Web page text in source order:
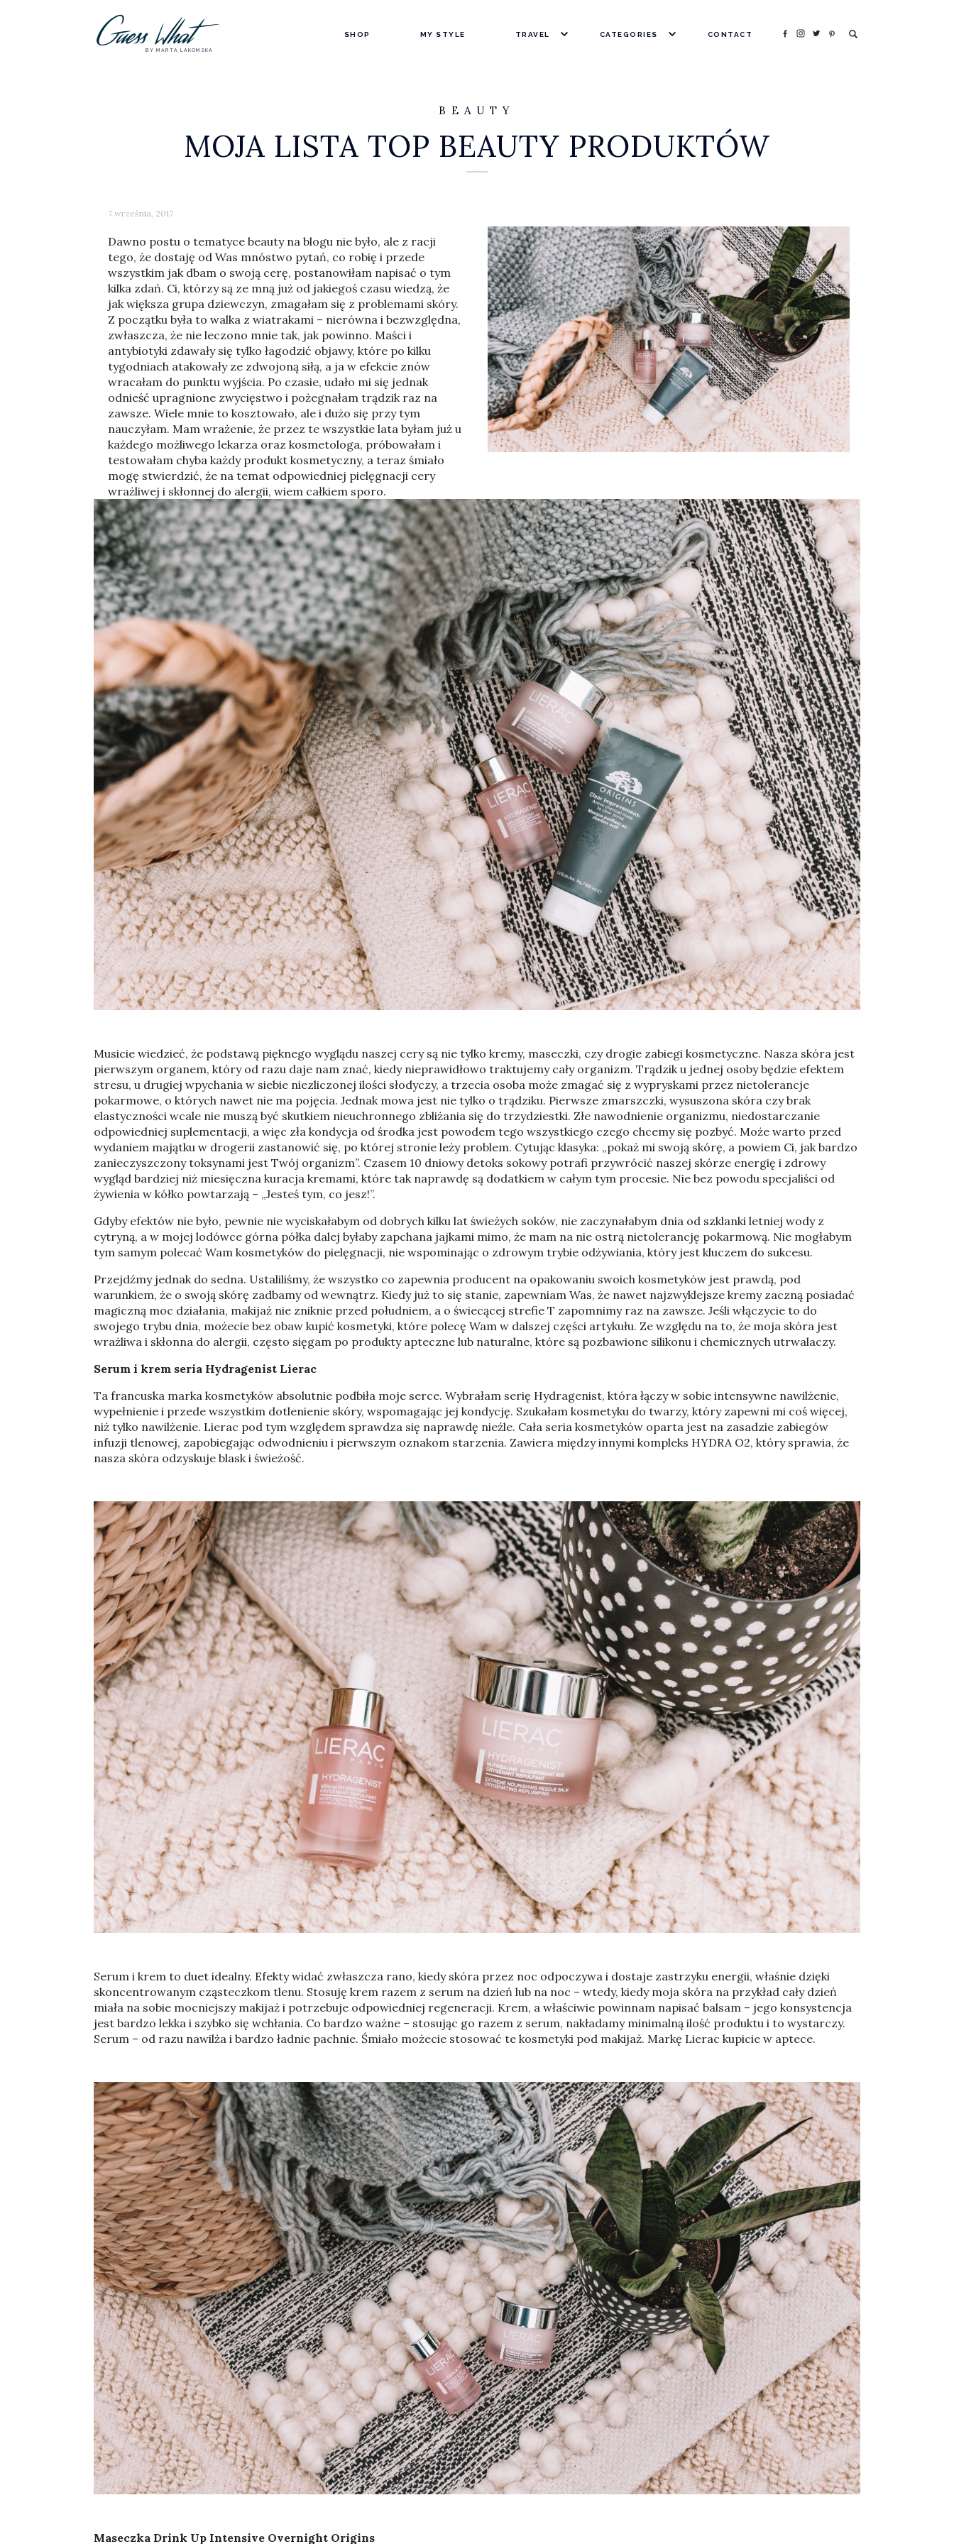
BY MARTA LAKOMSKA
SHOP MY STYLE TRAVEL
PORTUGAL
COPENHAGEN
CEPHALONIA
ITALY
MILAN
ROME
BARI
SPAIN
FUERTEVENTURA
MALLORCA
THAILAND
BANGKOK
USA
CATEGORIES
LIFESTYLE
CONTACT
BEAUTY
MOJA LISTA TOP BEAUTY PRODUKTÓW
7 września, 2017
Dawno postu o tematyce beauty na blogu nie było, ale z racji
tego, że dostaję od Was mnóstwo pytań, co robię i przede
wszystkim jak dbam o swoją cerę, postanowiłam napisać o tym
kilka zdań. Ci, którzy są ze mną już od jakiegoś czasu wiedzą, że
jak większa grupa dziewczyn, zmagałam się z problemami skóry.
Z początku była to walka z wiatrakami – nierówna i bezwzględna,
zwłaszcza, że nie leczono mnie tak, jak powinno. Maści i
antybiotyki zdawały się tylko łagodzić objawy, które po kilku
tygodniach atakowały ze zdwojoną siłą, a ja w efekcie znów
wracałam do punktu wyjścia. Po czasie, udało mi się jednak
odnieść upragnione zwycięstwo i pożegnałam trądzik raz na
zawsze. Wiele mnie to kosztowało, ale i dużo się przy tym
nauczyłam. Mam wrażenie, że przez te wszystkie lata byłam już u
każdego możliwego lekarza oraz kosmetologa, próbowałam i
testowałam chyba każdy produkt kosmetyczny, a teraz śmiało
mogę stwierdzić, że na temat odpowiedniej pielęgnacji cery
wrażliwej i skłonnej do alergii, wiem całkiem sporo.
Musicie wiedzieć, że podstawą pięknego wyglądu naszej cery są nie tylko kremy, maseczki, czy drogie zabiegi kosmetyczne. Nasza skóra jest
pierwszym organem, który od razu daje nam znać, kiedy nieprawidłowo traktujemy cały organizm. Trądzik u jednej osoby będzie efektem
stresu, u drugiej wpychania w siebie niezliczonej ilości słodyczy, a trzecia osoba może zmagać się z wypryskami przez nietolerancje
pokarmowe, o których nawet nie ma pojęcia. Jednak mowa jest nie tylko o trądziku. Pierwsze zmarszczki, wysuszona skóra czy brak
elastyczności wcale nie muszą być skutkiem nieuchronnego zbliżania się do trzydziestki. Złe nawodnienie organizmu, niedostarczanie
odpowiedniej suplementacji, a więc zła kondycja od środka jest powodem tego wszystkiego czego chcemy się pozbyć. Może warto przed
wydaniem majątku w drogerii zastanowić się, po której stronie leży problem. Cytując klasyka: „pokaż mi swoją skórę, a powiem Ci, jak bardzo
zanieczyszczony toksynami jest Twój organizm”. Czasem 10 dniowy detoks sokowy potrafi przywrócić naszej skórze energię i zdrowy
wygląd bardziej niż miesięczna kuracja kremami, które tak naprawdę są dodatkiem w całym tym procesie. Nie bez powodu specjaliści od
żywienia w kółko powtarzają – „Jesteś tym, co jesz!”.
Gdyby efektów nie było, pewnie nie wyciskałabym od dobrych kilku lat świeżych soków, nie zaczynałabym dnia od szklanki letniej wody z
cytryną, a w mojej lodówce górna półka dalej byłaby zapchana jajkami mimo, że mam na nie ostrą nietolerancję pokarmową. Nie mogłabym
tym samym polecać Wam kosmetyków do pielęgnacji, nie wspominając o zdrowym trybie odżywiania, który jest kluczem do sukcesu.
Przejdźmy jednak do sedna. Ustaliliśmy, że wszystko co zapewnia producent na opakowaniu swoich kosmetyków jest prawdą, pod
warunkiem, że o swoją skórę zadbamy od wewnątrz. Kiedy już to się stanie, zapewniam Was, że nawet najzwyklejsze kremy zaczną posiadać
magiczną moc działania, makijaż nie zniknie przed południem, a o świecącej strefie T zapomnimy raz na zawsze. Jeśli włączycie to do
swojego trybu dnia, możecie bez obaw kupić kosmetyki, które polecę Wam w dalszej części artykułu. Ze względu na to, że moja skóra jest
wrażliwa i skłonna do alergii, często sięgam po produkty apteczne lub naturalne, które są pozbawione silikonu i chemicznych utrwalaczy.
Serum i krem seria Hydragenist Lierac
Ta francuska marka kosmetyków absolutnie podbiła moje serce. Wybrałam serię Hydragenist, która łączy w sobie intensywne nawilżenie,
wypełnienie i przede wszystkim dotlenienie skóry, wspomagając jej kondycję. Szukałam kosmetyku do twarzy, który zapewni mi coś więcej,
niż tylko nawilżenie. Lierac pod tym względem sprawdza się naprawdę nieźle. Cała seria kosmetyków oparta jest na zasadzie zabiegów
infuzji tlenowej, zapobiegając odwodnieniu i pierwszym oznakom starzenia. Zawiera między innymi kompleks HYDRA O2, który sprawia, że
nasza skóra odzyskuje blask i świeżość.
Serum i krem to duet idealny. Efekty widać zwłaszcza rano, kiedy skóra przez noc odpoczywa i dostaje zastrzyku energii, właśnie dzięki
skoncentrowanym cząsteczkom tlenu. Stosuję krem razem z serum na dzień lub na noc – wtedy, kiedy moja skóra na przykład cały dzień
miała na sobie mocniejszy makijaż i potrzebuje odpowiedniej regeneracji. Krem, a właściwie powinnam napisać balsam – jego konsystencja
jest bardzo lekka i szybko się wchłania. Co bardzo ważne – stosując go razem z serum, nakładamy minimalną ilość produktu i to wystarczy.
Serum – od razu nawilża i bardzo ładnie pachnie. Śmiało możecie stosować te kosmetyki pod makijaż. Markę Lierac kupicie w aptece.
Maseczka Drink Up Intensive Overnight Origins